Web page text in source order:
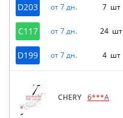
D203 от 7 дн. 7 шт
C117 от 7 дн. 24 шт
D199 от 7 дн. 4 шт
CHERY 6***A